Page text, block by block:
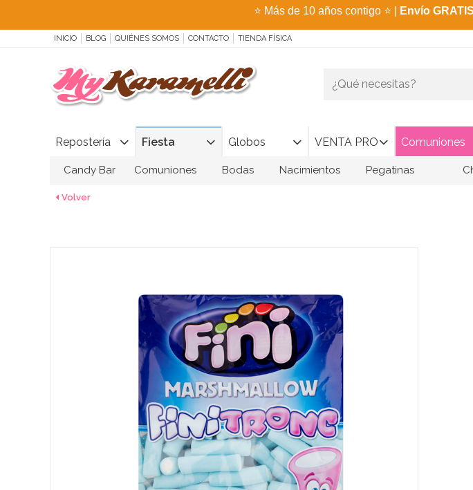
⭐ Más de 10 años contigo ⭐ Envío GRATIS
INICIO BLOG QUIÉNES SOMOS CONTACTO TIENDA FÍSICA
Repostería Fiesta Globos VENTA PRO Comuniones
Candy Bar Comuniones Bodas Nacimientos Pegatinas
Volver